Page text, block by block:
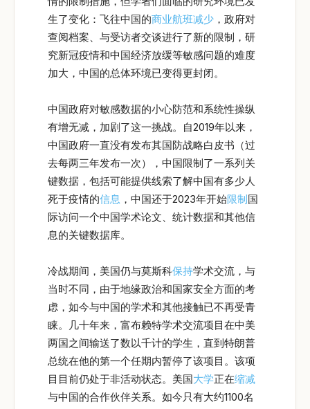
生了变化：飞往中国的商业航班减少 ，政府对
查阅档案、与受访者交谈进行了新的限制，研
究新冠疫情和中国经济放缓等敏感问题的难度
加大，中国的总体环境已变得更封闭。
中国政府对敏感数据的小心防范和系统性操纵
有增无减，加剧了这一挑战。自2019年以来，
中国政府一直没有发布其国防战略白皮书（过
去每两三年发布一次），中国限制了一系列关
键数据，包括可能提供线索了解中国有多少人
死于疫情的信息 ，中国还于2023年开始限制国
际访问一个中国学术论文、统计数据和其他信
息的关键数据库。
冷战期间，美国仍与莫斯科保持学术交流，与
当时不同，由于地缘政治和国家安全方面的考
虑，如今与中国的学术和其他接触已不再受青
睐。几十年来，富布赖特学术交流项目在中美
两国之间输送了数以千计的学生，直到特朗普
总统在他的第一个任期内暂停了该项目。该项
目目前仍处于非活动状态。美国大学正在缩减
与中国的合作伙伴关系。如今只有大约1100名